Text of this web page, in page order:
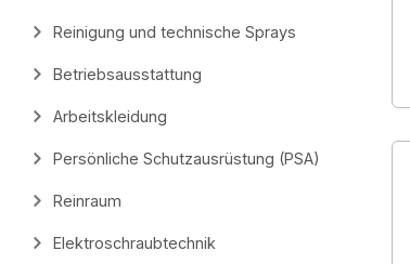
Reinigung und technische Sprays
Betriebsausstattung
Arbeitskleidung
Persönliche Schutzausrüstung (PSA)
Reinraum
Elektroschraubtechnik